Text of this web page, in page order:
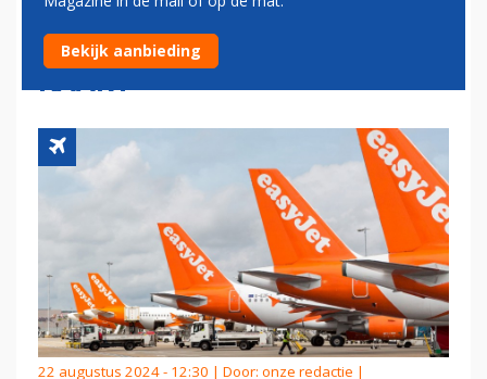
SCHIPHOL: STRAKS VEERTIG
BESTEMMINGEN OP DE
KAART
22 augustus 2024 - 12:30 | Door: onze redactie |
Bekijk aanbieding